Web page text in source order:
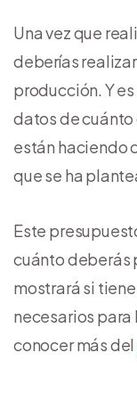
Una vez que
deberías
producción. Y
datos de
están haciendo
que se ha
Este
cuánto deberás
mostrará si
necesarios
conocer más del